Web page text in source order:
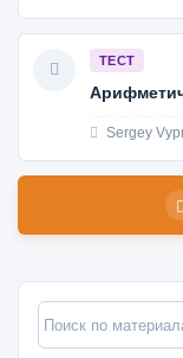
ТЕСТ
Sergey